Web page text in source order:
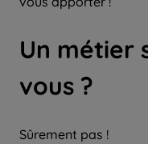
Un métier
vous ?
Sûrement pas !